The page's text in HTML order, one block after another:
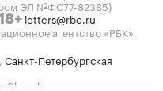
ЭЛ №ФС77-82385)
letters@rbc.ru
агентство «РБК».
Санкт-Петербургская
Cbonds.